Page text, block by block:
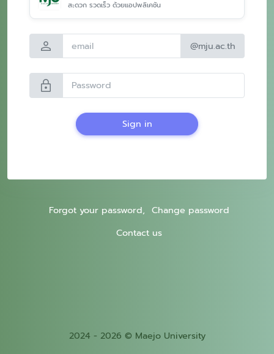
สะดวก รวดเร็ว ด้วยแอปพลิเคชัน
person @mju.ac.th
lock
Sign in
Forgot your password, Change password
Contact us
2024 - 2026 © Maejo University